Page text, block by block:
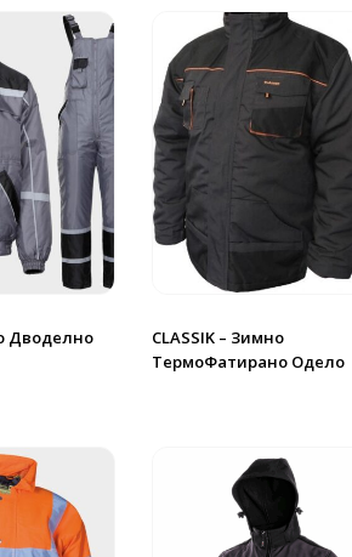
Дводелно
CLASSIK – Зимно
ТермоФатирано Одело